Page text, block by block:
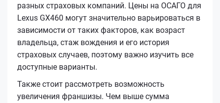
разных страховых компаний. Цены на ОСАГО для
Lexus GX460 могут значительно варьироваться в
зависимости от таких факторов, как возраст
владельца, стаж вождения и его история
страховых случаев, поэтому важно изучить все
доступные варианты.
Также стоит рассмотреть возможность
увеличения франшизы. Чем выше сумма